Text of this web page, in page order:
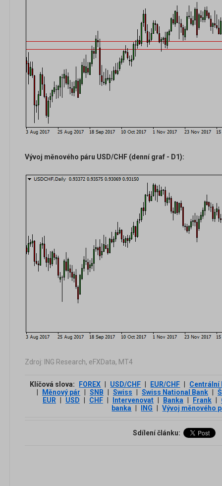
Vývoj měnového páru USD/CHF (denní graf - D1):
Zdroj: ING Research, eFXData, MT4
Klíčová slova: FOREX USD/CHF EUR/CHF
Centrální
Měnový pár SNB Swiss Swiss National Bank
EUR
USD CHF Intervenovat Banka Frank
banka
ING Vývoj měnového
Sdílení článku: